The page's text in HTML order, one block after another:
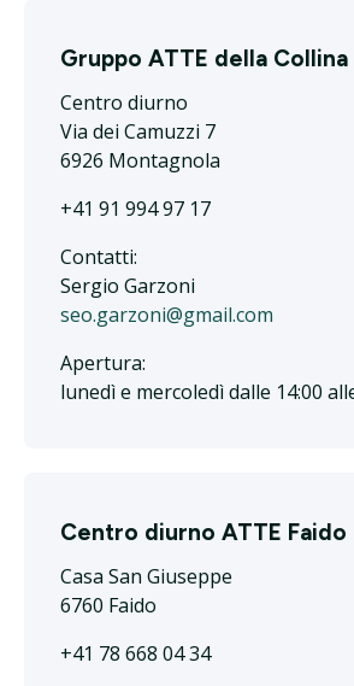
Gruppo ATTE della Collina
Centro diurno
Via dei Camuzzi 7
6926 Montagnola
+41 91 994 97 17
Contatti:
Sergio Garzoni
seo.garzoni@gmail.com
Apertura:
lunedì e mercoledì dalle 14:00
Centro diurno ATTE Faido
Casa San Giuseppe
6760 Faido
+41 78 668 04 34